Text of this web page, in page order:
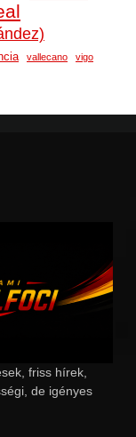
vallecano vigo
friss hírek,
de igényes